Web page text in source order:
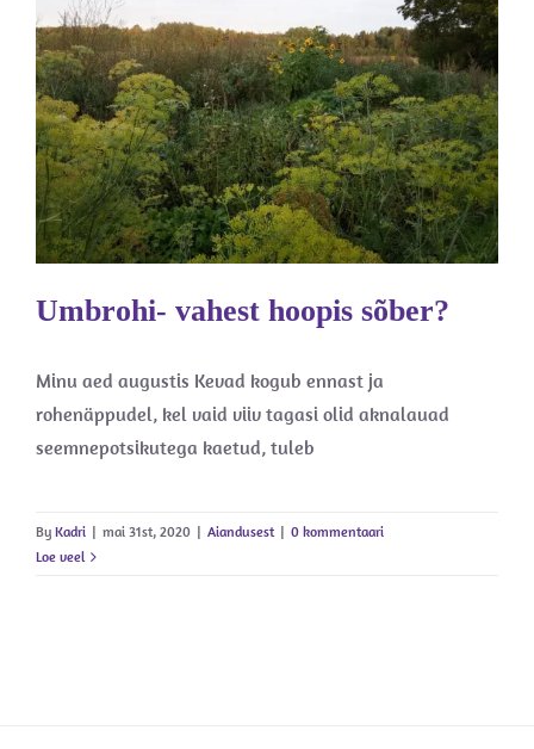
Umbrohi- vahest hoopis sõber?
Aiandusest
Umbrohi- vahest hoopis sõber?
Minu aed augustis Kevad kogub ennast ja
rohenäppudel, kel vaid viiv tagasi olid aknalauad
seemnepotsikutega kaetud, tuleb
By Kadri | mai 31st, 2020 | Aiandusest | 0 kommentaari
Loe veel